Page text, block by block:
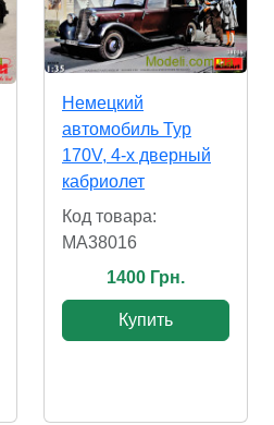
Немецкий
автомобиль Typ
170V, 4-х дверный
кабриолет
Код товара:
MA38016
1400 Грн.
Купить